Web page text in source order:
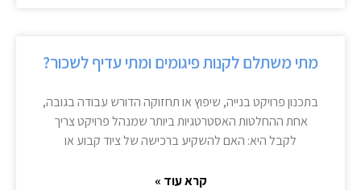
מתי משתלם לקנות פיגומים ומתי עדיף לשכור?
בתכנון פרויקט בנייה, שיפוץ או תחזוקה הדורש עבודה בגובה,
אחת ההחלטות האסטרטגיות ביותר שמנהל פרויקט צריך
לקבל היא: האם להשקיע ברכישה של ציוד קבוע או
קרא עוד »